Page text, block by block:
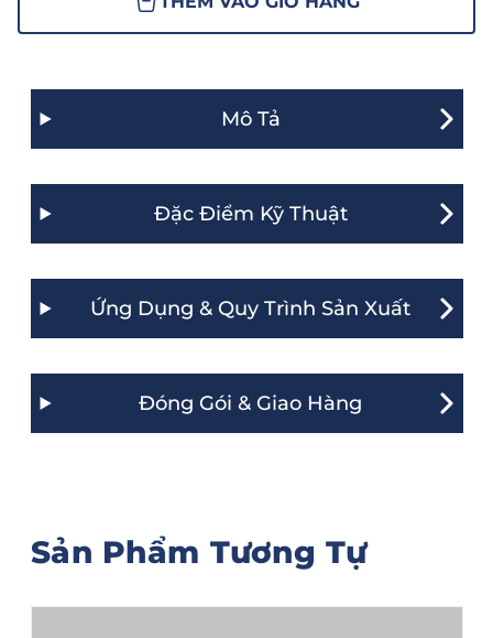
Mô Tả
Đặc Điểm Kỹ Thuật
Ứng Dụng & Quy Trình Sản Xuất
Đóng Gói & Giao Hàng
Sản Phẩm Tương Tự